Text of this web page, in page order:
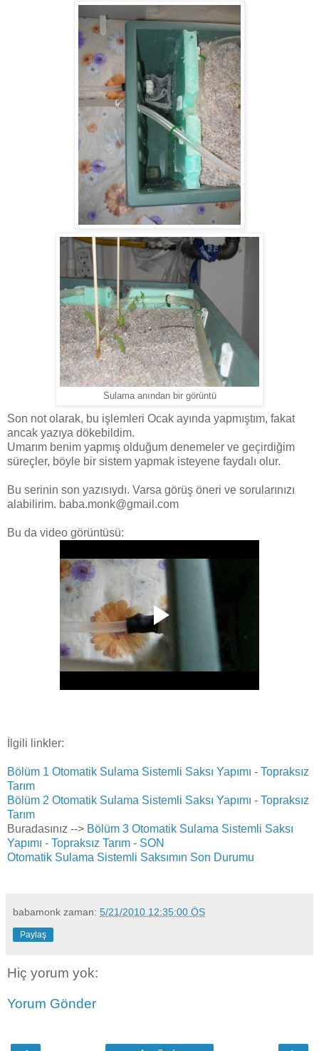
Sulama anından bir görüntü
Son not olarak, bu işlemleri Ocak ayında yapmıştım, fakat
ancak yazıya dökebildim.
Umarım benim yapmış olduğum denemeler ve geçirdiğim
süreçler, böyle bir sistem yapmak isteyene faydalı olur.
Bu serinin son yazısıydı. Varsa görüş öneri ve sorularınızı
alabilirim. baba.monk@gmail.com
Bu da video görüntüsü:
İlgili linkler:
Bölüm 1 Otomatik Sulama Sistemli Saksı Yapımı - Topraksız
Tarım
Bölüm 2 Otomatik Sulama Sistemli Saksı Yapımı - Topraksız
Tarım
Buradasınız --> Bölüm 3 Otomatik Sulama Sistemli Saksı
Yapımı - Topraksız Tarım - SON
Otomatik Sulama Sistemli Saksımın Son Durumu
babamonk zaman: 5/21/2010 12:35:00 ÖS
Paylaş
Hiç yorum yok:
Yorum Gönder